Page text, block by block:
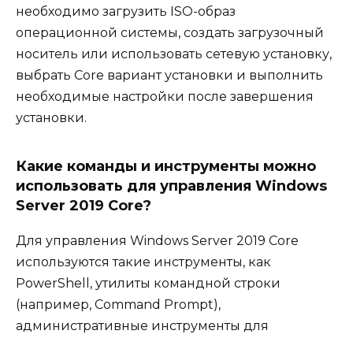
необходимо загрузить ISO-образ
операционной системы, создать загрузочный
носитель или использовать сетевую установку,
выбрать Core вариант установки и выполнить
необходимые настройки после завершения
установки.
Какие команды и инструменты можно
использовать для управления Windows
Server 2019 Core?
Для управления Windows Server 2019 Core
используются такие инструменты, как
PowerShell, утилиты командной строки
(например, Command Prompt),
административные инструменты для